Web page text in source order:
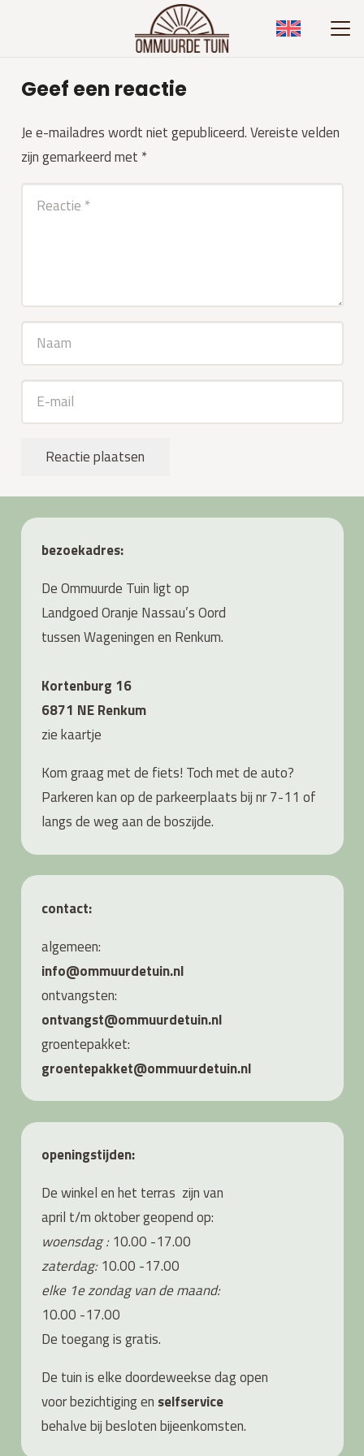
Geef een reactie
Je e-mailadres wordt niet gepubliceerd.Vereiste velden
zijn gemarkeerd met *
Reactie plaatsen
bezoekadres:
De Ommuurde Tuin ligt op
Landgoed Oranje Nassau’s Oord
tussen Wageningen en Renkum.
Kortenburg 16
6871 NE Renkum
ziekaartje
Kom graag met de fiets! Toch met de auto?
Parkeren kan op de parkeerplaats bij nr 7-11 of
langs de weg aan de boszijde.
contact:
algemeen:
info@ommuurdetuin.nl
ontvangsten:
ontvangst@ommuurdetuin.nl
groentepakket:
groentepakket@ommuurdetuin.nl
openingstijden:
De winkel en het terras zijn van
april t/m oktober geopend op:
woensdag :10.00 -17.00
zaterdag: 10.00 -17.00
elke 1e zondag van de maand:
10.00 -17.00
De toegang is gratis.
De tuin is elke doordeweekse dag open
voor bezichtiging en selfservice
behalve bij besloten bijeenkomsten.